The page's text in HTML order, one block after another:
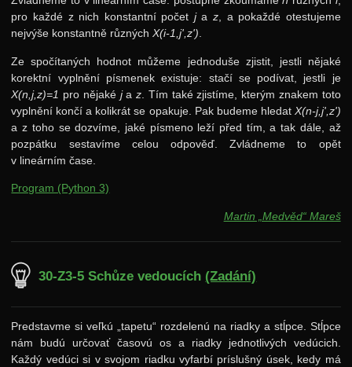
pro každé z nich konstantní počet ja z, a pokaždé otestujeme
nejvýše konstantně různýchX(i-1,j',z').
Ze spočítaných hodnot můžeme jednoduše zjistit, jestli nějaké
korektní vyplnění písmenek existuje: stačí se podívat, jestli je
X(n,j,z)=1 pro nějaké jaz . Tím také zjistíme, kterým znakem toto
vyplnění končí a kolikrát se opakuje. Pak budeme hledat X(n-j,j',z')
a z toho se dozvíme, jaké písmeno leží před tím, a tak dále, až
pozpátku sestavíme celou odpověď. Zvládneme to opět
v lineárním čase.
Program (Python 3)
Martin „Medvěd“ Mareš
30-Z3-5 Schůze vedoucích (Zadání)
Predstavme si veľkú „tapetu“ rozdelenú na riadky a stĺpce. Stĺpce
nám budú určovať časovú os a riadky jednotlivých vedúcich.
Každý vedúci si v svojom riadku vyfarbí príslušný úsek, kedy má